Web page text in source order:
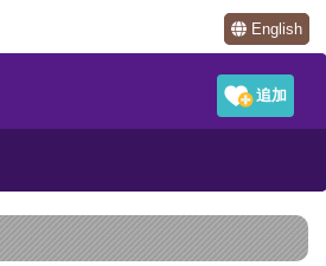
English